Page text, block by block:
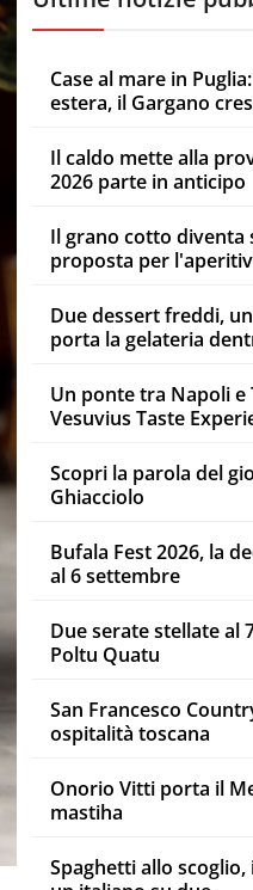
Case al mare in
estera, il Gargano
Il caldo mette alla
2026 parte in anticipo
Il grano cotto diventa
proposta per
Due dessert freddi,
porta la gelateria
Un ponte tra Napoli
Vesuvius Taste
Scopri la parola del
Ghiacciolo
Bufala Fest 2026, la
al 6 settembre
Due serate stellate al
Poltu Quatu
San Francesco
ospitalità toscana
Onorio Vitti porta il
mastiha
Spaghetti allo